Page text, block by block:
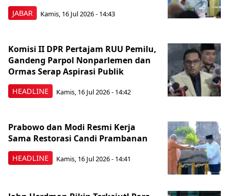
JABAR Kamis, 16 Jul 2026 - 14:43
HEADLINE
Komisi II DPR Pertajam RUU Pemilu,
Gandeng Parpol Nonparlemen dan
Ormas Serap Aspirasi Publik
Kamis, 16 Jul 2026 - 14:42
HEADLINE
Prabowo dan Modi Resmi Kerja
Sama Restorasi Candi Prambanan
Kamis, 16 Jul 2026 - 14:41